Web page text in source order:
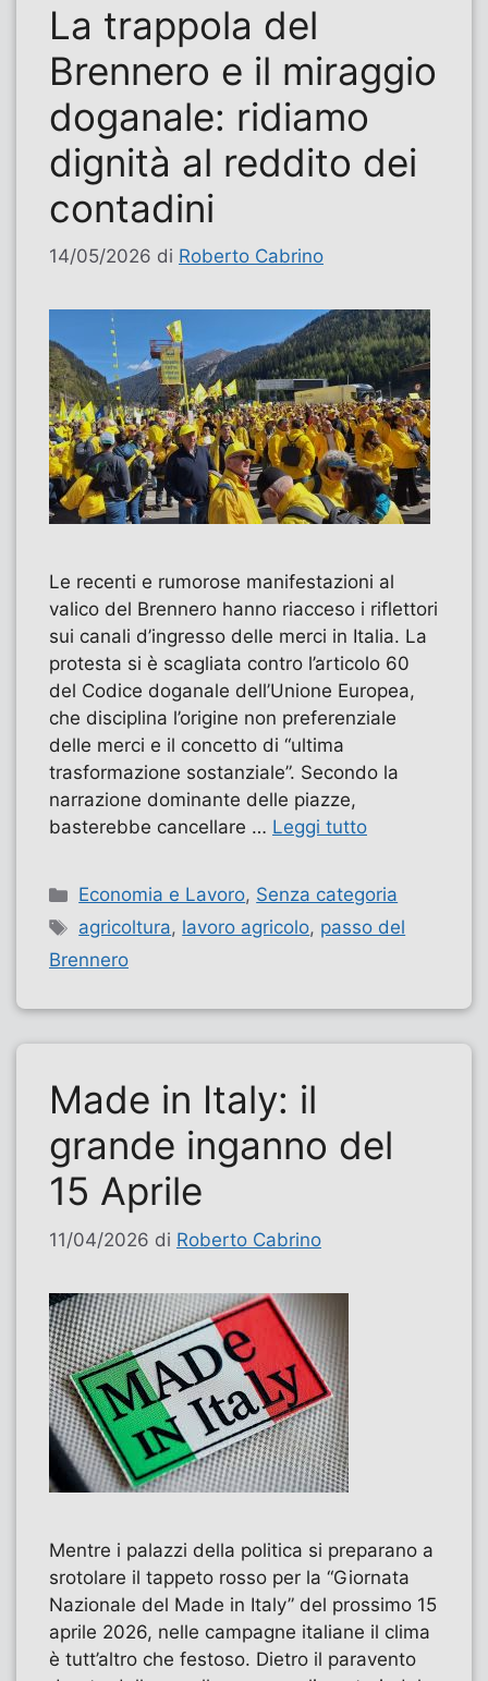
La trappola del
Brennero e il miraggio
doganale: ridiamo
dignità al reddito dei
contadini
14/05/2026 di Roberto Cabrino
Le recenti e rumorose manifestazioni al
valico del Brennero hanno riacceso i riflettori
sui canali d’ingresso delle merci in Italia. La
protesta si è scagliata contro l’articolo 60
del Codice doganale dell’Unione Europea,
che disciplina l’origine non preferenziale
delle merci e il concetto di “ultima
trasformazione sostanziale”. Secondo la
narrazione dominante delle piazze,
basterebbe cancellare … Leggi tutto
Categorie
Economia e Lavoro, Senza categoria
Tag
agricoltura, lavoro agricolo, passo del
Brennero
Made in Italy: il
grande inganno del
15 Aprile
11/04/2026 di Roberto Cabrino
Mentre i palazzi della politica si preparano a
srotolare il tappeto rosso per la “Giornata
Nazionale del Made in Italy” del prossimo 15
aprile 2026, nelle campagne italiane il clima
è tutt’altro che festoso. Dietro il paravento